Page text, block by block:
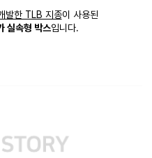
발한 TLB 지종이 사용된
실속형 박스입니다.